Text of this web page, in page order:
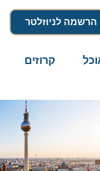
לניוזלטר
קרוזים